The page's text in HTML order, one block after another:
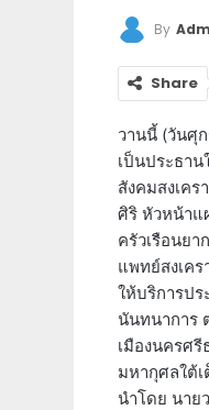
By
Share
วานนี้ (วันศุ
เป็นประธา
สังคมสงเค
ศิริ หัวหน้าแ
ครัวเรือนย
แพทย์สงเค
ให้บริการป
นันทนาการ
เมืองนครศ
มหากุศลใต้
นำโดย นาย